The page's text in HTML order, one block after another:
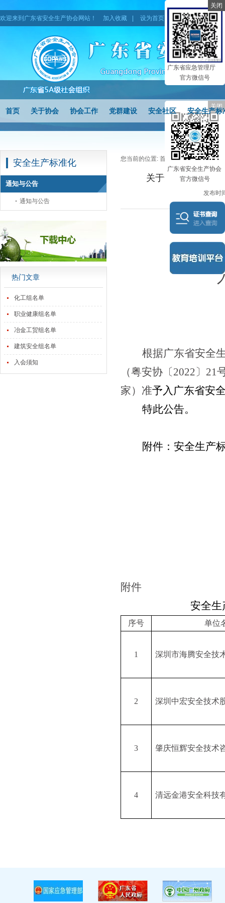
欢迎来到广东省安全生产协会网站！ 加入收藏 设为首页 网站地图
首页 关于协会 协会工作 党群建设 安全社区 安全生产标
安全生产标准化
通知与公告
通知与公告
热门文章
化工组名单
职业健康组名单
冶金工贸组名单
建筑安全组名单
入会须知
您当前的位置: 首页>安全生产标准化
关于安全生产标准
发布时
关
根据广东省安全
（粤安协〔2022〕 21
家）准予入广东省安
特此公告。
附件：安全生产
附件
安全生
序号 单位
1 深圳市海腾安全技
2 深圳中宏安全技术
3 肇庆恒辉安全技术
4 清远金港安全科技
广东省应急管理厅
官方微信号
关闭
广东省安全生产协会
官方微信号
关闭